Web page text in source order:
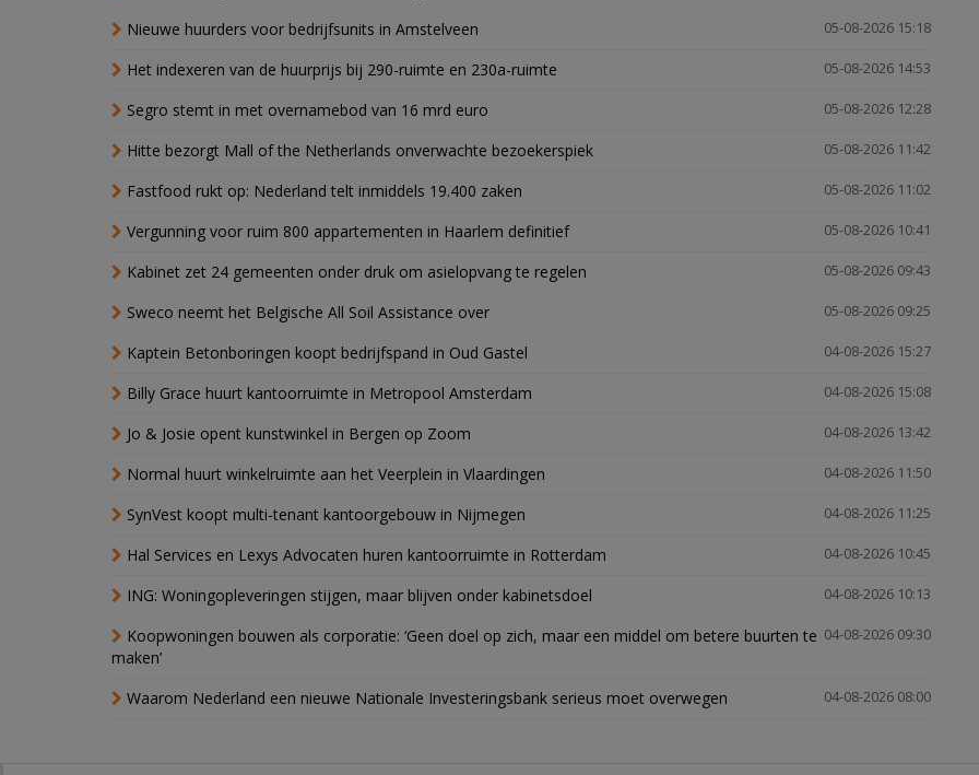
05-08-2026 15:18
Nieuwe huurders voor bedrijfsunits in Amstelveen
05-08-2026 14:53
Het indexeren van de huurprijs bij 290-ruimte en 230a-ruimte
05-08-2026 12:28
Segro stemt in met overnamebod van 16 mrd euro
05-08-2026 11:42
Hitte bezorgt Mall of the Netherlands onverwachte bezoekerspiek
05-08-2026 11:02
Fastfood rukt op: Nederland telt inmiddels 19.400 zaken
05-08-2026 10:41
Vergunning voor ruim 800 appartementen in Haarlem definitief
05-08-2026 09:43
Kabinet zet 24 gemeenten onder druk om asielopvang te regelen
05-08-2026 09:25
Sweco neemt het Belgische All Soil Assistance over
04-08-2026 15:27
Kaptein Betonboringen koopt bedrijfspand in Oud Gastel
04-08-2026 15:08
Billy Grace huurt kantoorruimte in Metropool Amsterdam
04-08-2026 13:42
Jo & Josie opent kunstwinkel in Bergen op Zoom
04-08-2026 11:50
Normal huurt winkelruimte aan het Veerplein in Vlaardingen
04-08-2026 11:25
SynVest koopt multi-tenant kantoorgebouw in Nijmegen
04-08-2026 10:45
Hal Services en Lexys Advocaten huren kantoorruimte in Rotterdam
04-08-2026 10:13
ING: Woningopleveringen stijgen, maar blijven onder kabinetsdoel
04-08-2026 09:30
Koopwoningen bouwen als corporatie: ‘Geen doel op zich, maar een middel om betere buurten te
maken’
04-08-2026 08:00
Waarom Nederland een nieuwe Nationale Investeringsbank serieus moet overwegen